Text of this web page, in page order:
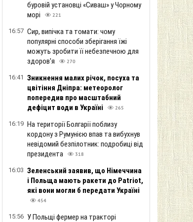
буровій установці «Сиваш» у Чорному
морі
221
16:57 Сир, випічка та томати: чому
популярні способи зберігання їжі
можуть зробити її небезпечною для
здоров'я
270
16:41 Зникнення малих річок, посуха та
цвітіння Дніпра: метеоролог
попередив про масштабний
дефіцит води в Україні
265
16:19 На території Болгарії поблизу
кордону з Румунією впав та вибухнув
невідомий безпілотник: подробиці від
президента
318
16:03 Зеленський заявив, що Німеччина
і Польща мають ракети до Patriot,
які вони могли б передати Україні
454
15:56 У Польщі фермер на тракторі